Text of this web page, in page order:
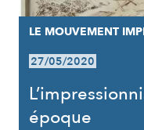
LE MOUVEMENT
27/05/2020
époque